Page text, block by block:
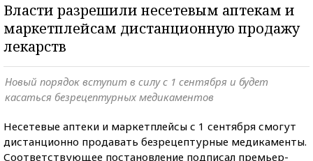
Власти разрешили несетевым аптекам и
маркетплейсам дистанционную продажу
лекарств
Новый порядок вступит в силу с 1 сентября и будет
касаться безрецептурных медикаментов
Несетевые аптеки и маркетплейсы с 1 сентября смогут
дистанционно продавать безрецептурные медикаменты.
Соответствующее постановление подписал премьер-